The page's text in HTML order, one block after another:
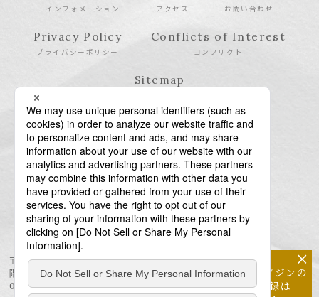
インフォメーション アクセス お問い合わせ
Privacy Policy
プライバシーポリシー
Conflicts of Interest
コンフリクト
Sitemap
〒106-6123 東京都港区六本木6-10-1 六本木ヒルズ森タワー23
階
03-6438-5511（代表） / 03-6438-5611（特許・商標）
×
メールマガジンの
配信登録は